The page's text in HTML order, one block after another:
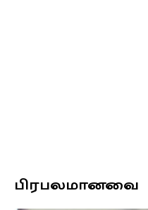
பிரபலமானவை